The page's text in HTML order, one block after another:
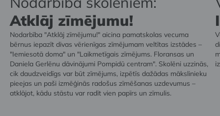
Atklāj zīmējumu!
Nodarbība "Atklāj zīmējumu!" aicina pamatskolas vecuma
bērnus iepazīt divas vērienīgas zīmējumam veltītas izstādes –
"Iemiesotā doma" un "Laikmetīgais zīmējums. Floransas un
Daniela Gerlēnu dāvinājumi Pompidū centram". Skolēni uzzinās,
cik daudzveidīgs var būt zīmējums, izpētīs dažādas mākslinieku
pieejas un paši izmēģinās radošus zīmēšanas uzdevumus –
atklājot, kādu stāstu var radīt vien papīrs un zīmulis.